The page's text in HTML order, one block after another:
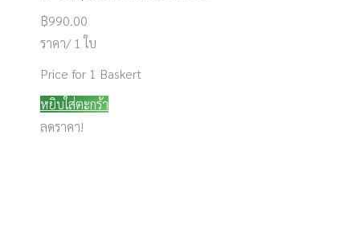
฿990.00
ราคา/ 1 ใบ
Price for 1 Baskert
หยิบใส่ตะกร้า
ลดราคา!